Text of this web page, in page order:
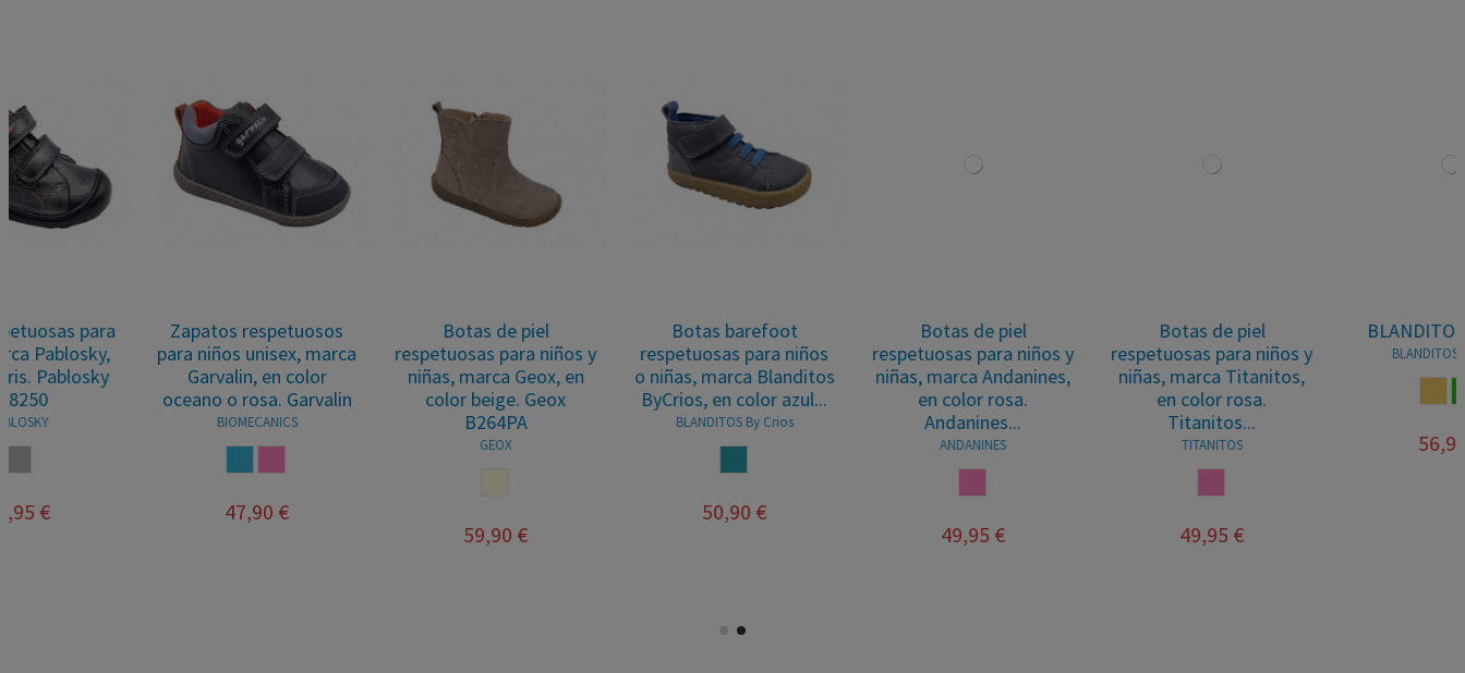
Botas de piel
respetuosas para niños y
niñas, marca Geox, en
color beige. Geox
Botas barefoot
respetuosas para niños
o niñas, marca Blanditos
ByCrios, en color azul...
respetuosas para niños y
niñas, marca Andanines,
en color rosa.
respetuosas para niños y
niñas, marca Titanitos,
en color rosa.
BLANDITOS ALASKA
BLANDITOS By Crios
ARENAVERDE
Botas de piel barefoot
respetuosas para niñas,
marca Blanditos By
Crios, en color negro...